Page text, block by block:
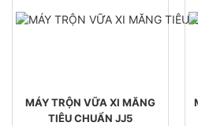
MÁY TRỘN VỮA XI MĂNG
TIÊU CHUẨN JJ5